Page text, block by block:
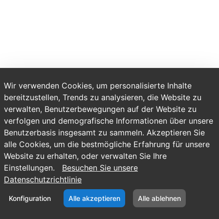
Wir verwenden Cookies, um personalisierte Inhalte
bereitzustellen, Trends zu analysieren, die Website zu
verwalten, Benutzerbewegungen auf der Website zu
verfolgen und demografische Informationen über unsere
Benutzerbasis insgesamt zu sammeln. Akzeptieren Sie
alle Cookies, um die bestmögliche Erfahrung für unsere
Website zu erhalten, oder verwalten Sie Ihre
Einstellungen.
Besuchen Sie unsere
Datenschutzrichtlinie
Konfiguration Alle akzeptieren Alle ablehnen